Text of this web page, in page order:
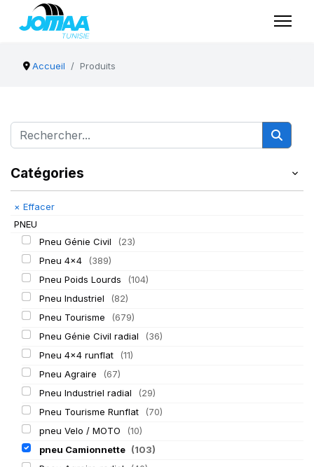
Accueil Produits
Catégories
× Effacer
PNEU
Pneu Génie Civil
(23)
Pneu 4x4
(389)
Pneu Poids Lourds
(104)
Pneu Industriel
(82)
Pneu Tourisme
(679)
Pneu Génie Civil radial
(36)
Pneu 4x4 runflat
(11)
Pneu Agraire
(67)
Pneu Industriel radial
(29)
Pneu Tourisme Runflat
(70)
pneu Velo / MOTO
(10)
pneu Camionnette (103)